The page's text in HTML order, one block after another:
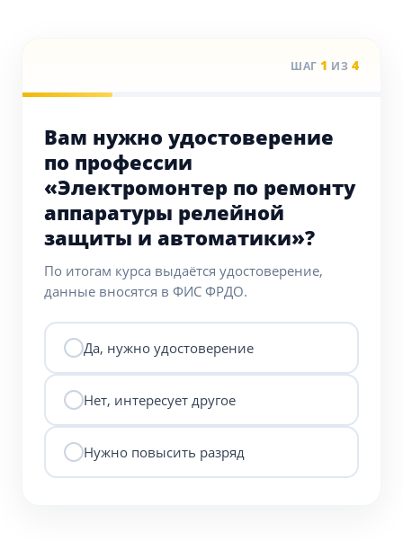
ШАГ 1 ИЗ 4
Вам нужно удостоверение
по профессии
«Электромонтер по ремонту
аппаратуры релейной
защиты и автоматики»?
По итогам курса выдаётся удостоверение,
данные вносятся в ФИС ФРДО.
Да, нужно удостоверение
Нет, интересует другое
Нужно повысить разряд